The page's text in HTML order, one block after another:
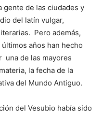
gente de las ciudades y
del latín vulgar,
Pero además,
años han hecho
una de las mayores
la fecha de la
del Mundo Antiguo.
del Vesubio había sido